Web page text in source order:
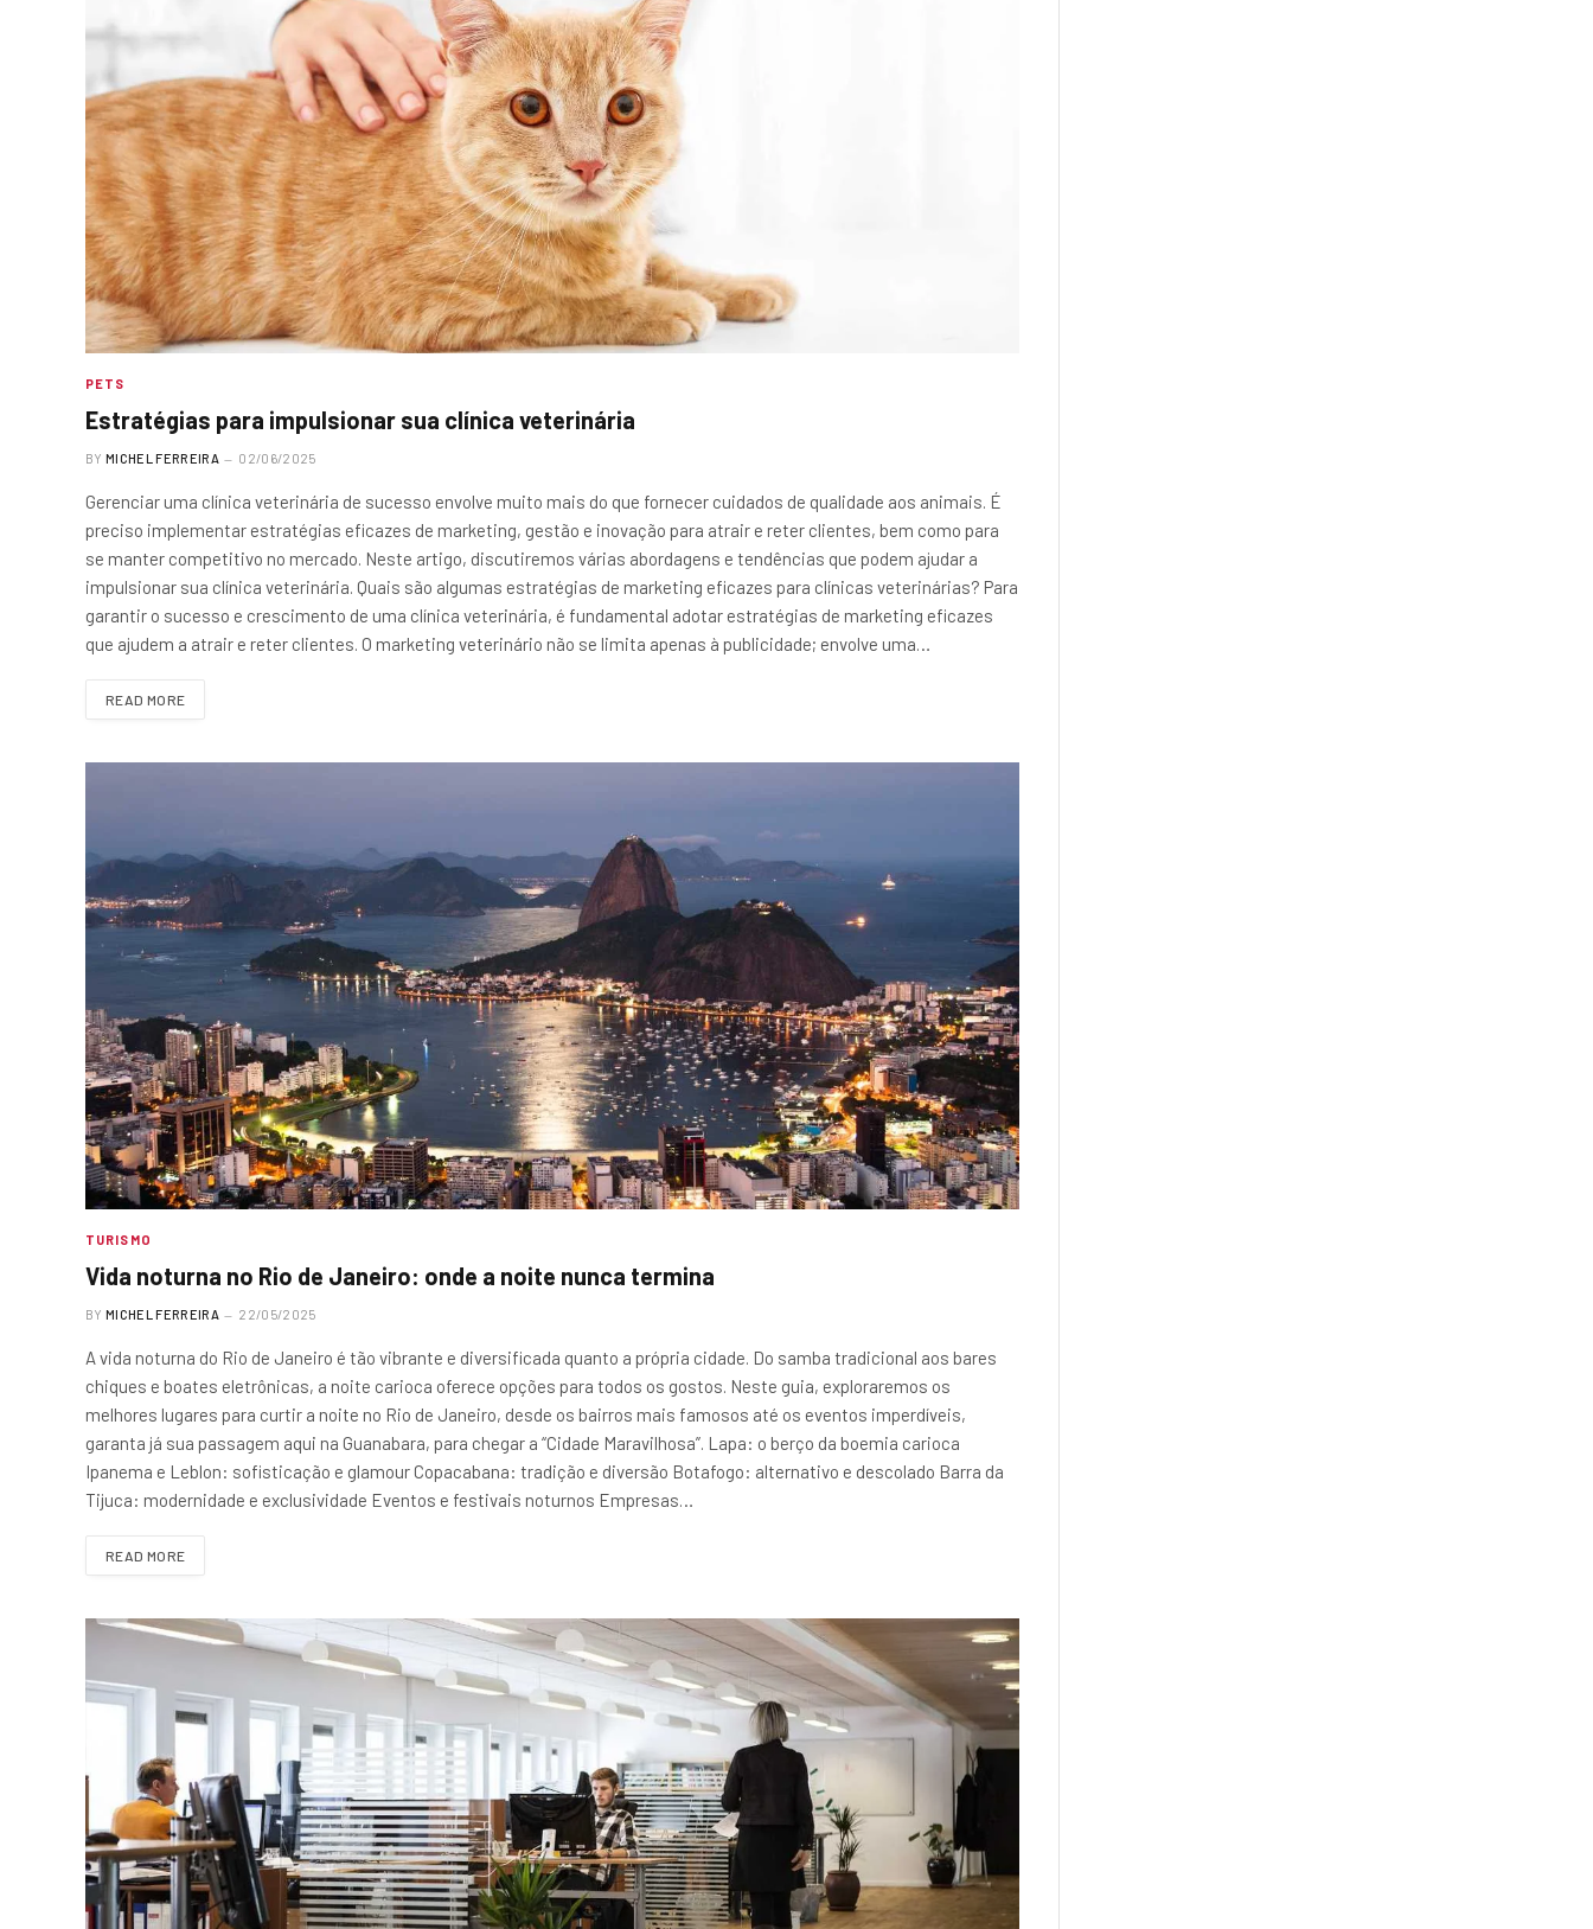
PETS
Estratégias para impulsionar sua clínica veterinária
BY MICHEL FERREIRA 02/06/2025
Gerenciar uma clínica veterinária de sucesso envolve muito mais do que fornecer cuidados de qualidade aos animais. É
preciso implementar estratégias eficazes de marketing, gestão e inovação para atrair e reter clientes, bem como para
se manter competitivo no mercado. Neste artigo, discutiremos várias abordagens e tendências que podem ajudar a
impulsionar sua clínica veterinária. Quais são algumas estratégias de marketing eficazes para clínicas veterinárias? Para
garantir o sucesso e crescimento de uma clínica veterinária, é fundamental adotar estratégias de marketing eficazes
que ajudem a atrair e reter clientes. O marketing veterinário não se limita apenas à publicidade; envolve uma…
READ MORE
TURISMO
Vida noturna no Rio de Janeiro: onde a noite nunca termina
BY MICHEL FERREIRA 22/05/2025
A vida noturna do Rio de Janeiro é tão vibrante e diversificada quanto a própria cidade. Do samba tradicional aos bares
chiques e boates eletrônicas, a noite carioca oferece opções para todos os gostos. Neste guia, exploraremos os
melhores lugares para curtir a noite no Rio de Janeiro, desde os bairros mais famosos até os eventos imperdíveis,
garanta já sua passagem aqui na Guanabara, para chegar a “Cidade Maravilhosa”. Lapa: o berço da boemia carioca
Ipanema e Leblon: sofisticação e glamour Copacabana: tradição e diversão Botafogo: alternativo e descolado Barra da
Tijuca: modernidade e exclusividade Eventos e festivais noturnos Empresas…
READ MORE